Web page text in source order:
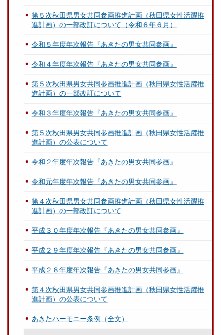
第５次秋田県男女共同参画推進計画（秋田県女性活躍推
進計画）の一部改訂について（令和６年６月）
令和５年度年次報告『あきたの男女共同参画』
令和４年度年次報告『あきたの男女共同参画』
第５次秋田県男女共同参画推進計画（秋田県女性活躍推
進計画）の一部改訂について
令和３年度年次報告『あきたの男女共同参画』
第５次秋田県男女共同参画推進計画（秋田県女性活躍推
進計画）の公表について
令和２年度年次報告『あきたの男女共同参画』
令和元年度年次報告『あきたの男女共同参画』
第４次秋田県男女共同参画推進計画（秋田県女性活躍推
進計画）の一部改訂について
平成３０年度年次報告『あきたの男女共同参画』
平成２９年度年次報告『あきたの男女共同参画』
平成２８年度年次報告『あきたの男女共同参画』
第４次秋田県男女共同参画推進計画（秋田県女性活躍推
進計画）の公表について
あきたハーモニー条例（全文）